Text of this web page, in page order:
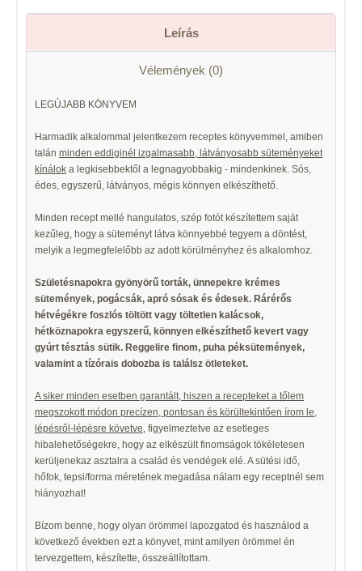
Leírás
Vélemények (0)
LEGÚJABB KÖNYVEM
Harmadik alkalommal jelentkezem receptes könyvemmel, amiben
talán minden eddiginél izgalmasabb, látványosabb süteményeket
kínálok a legkisebbektől a legnagyobbakig - mindenkinek. Sós,
édes, egyszerű, látványos, mégis könnyen elkészíthető.
Minden recept mellé hangulatos, szép fotót készítettem saját
kezűleg, hogy a süteményt látva könnyebbé tegyem a döntést,
melyik a legmegfelelőbb az adott körülményhez és alkalomhoz.
Születésnapokra gyönyörű torták, ünnepekre krémes
sütemények, pogácsák, apró sósak és édesek. Rárérős
hétvégékre foszlós töltött vagy töltetlen kalácsok,
hétköznapokra egyszerű, könnyen elkészíthető kevert vagy
gyúrt tésztás sütik. Reggelire finom, puha péksütemények,
valamint a tízórais dobozba is találsz ötleteket.
A siker minden esetben garantált, hiszen a recepteket a tőlem
megszokott módon precízen, pontosan és körültekintően írom le,
lépésről-lépésre követve , figyelmeztetve az esetleges
hibalehetőségekre, hogy az elkészült finomságok tökéletesen
kerüljenekaz asztalra a család és vendégek elé. A sütési idő,
hőfok, tepsi/forma méretének megadása nálam egy receptnél sem
hiányozhat!
Bízom benne, hogy olyan örömmel lapozgatod és használod a
következő években ezt a könyvet, mint amilyen örömmel én
tervezgettem, készítette, összeállítottam.